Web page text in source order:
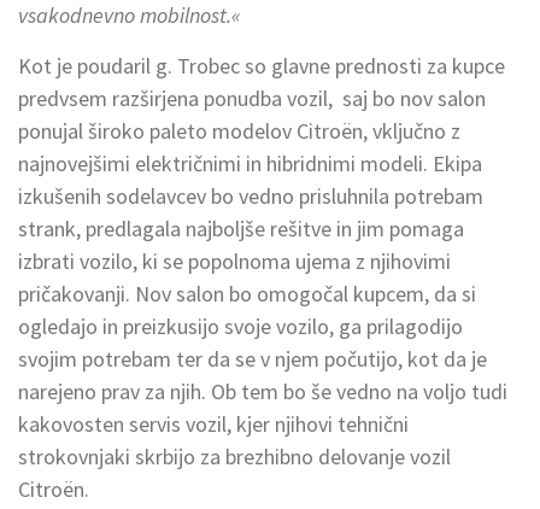
vsakodnevno mobilnost.«
Kot je poudaril g. Trobec so glavne prednosti za kupce
predvsem razširjena ponudba vozil, saj bo nov salon
ponujal široko paleto modelov Citroën, vključno z
najnovejšimi električnimi in hibridnimi modeli. Ekipa
izkušenih sodelavcev bo vedno prisluhnila potrebam
strank, predlagala najboljše rešitve in jim pomaga
izbrati vozilo, ki se popolnoma ujema z njihovimi
pričakovanji. Nov salon bo omogočal kupcem, da si
ogledajo in preizkusijo svoje vozilo, ga prilagodijo
svojim potrebam ter da se v njem počutijo, kot da je
narejeno prav za njih. Ob tem bo še vedno na voljo tudi
kakovosten servis vozil, kjer njihovi tehnični
strokovnjaki skrbijo za brezhibno delovanje vozil
Citroën.